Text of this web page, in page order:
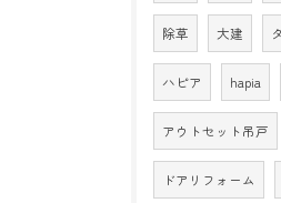
除草 大建
ハピア hapia
アウトセット吊戸
ドアリフォーム